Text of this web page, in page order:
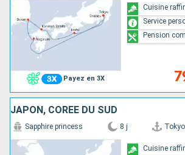
Payez en 3X
Cuisine
Service
Pension
JAPON, CORÉE DU SUD
Sapphire princess 8 j Tokyo
Cuisine